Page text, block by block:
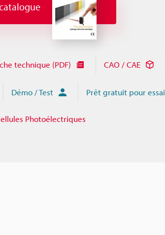
technique (PDF) CAO / CAE
Démo / Test Prêt gratuit pour essai
Photoélectriques